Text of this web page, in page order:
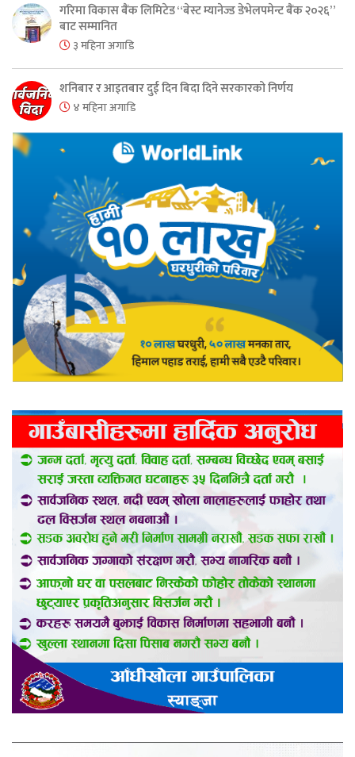
गरिमा विकास बैंक लिमिटेड “बेस्ट म्यानेज्ड डेभेलपमेन्ट बैंक २०२६”
बाट सम्मानित
३ महिना अगाडि
शनिबार र आइतबार दुई दिन बिदा दिने सरकारको निर्णय
४ महिना अगाडि